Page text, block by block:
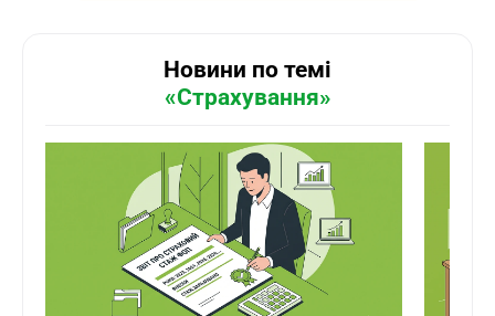
Новини по темі
«Страхування»